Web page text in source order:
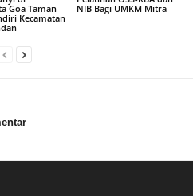
Goa Taman
Kecamatan
NIB Bagi UMKM Mitra